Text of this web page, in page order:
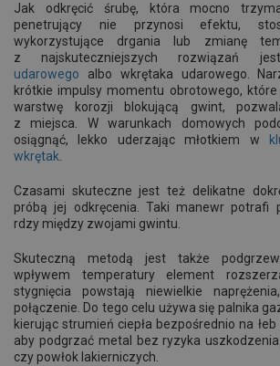
Jak odkręcić śrubę, która mocno
penetrujący nie przynosi efektu,
wykorzystujące drgania lub zmianę
z najskuteczniejszych rozwiązań
udarowego albo wkrętaka udarowego.
krótkie impulsy momentu obrotowego,
warstwę korozji blokującą gwint,
z miejsca. W warunkach domowych
osiągnąć, lekko uderzając młotkiem w
wkrętak.
Czasami skuteczne jest też delikatne
próbą jej odkręcenia. Taki manewr potrafi
rdzy między zwojami gwintu.
Skuteczną metodą jest także
wpływem temperatury element
stygnięcia powstają niewielkie
połączenie. Do tego celu używa się palnika
kierując strumień ciepła bezpośrednio na
aby podgrzać metal bez ryzyka
czy powłok lakierniczych.